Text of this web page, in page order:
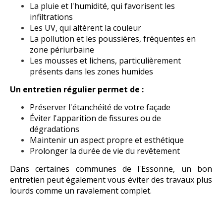
La pluie et l'humidité, qui favorisent les
infiltrations
Les UV, qui altèrent la couleur
La pollution et les poussières, fréquentes en
zone périurbaine
Les mousses et lichens, particulièrement
présents dans les zones humides
Un entretien régulier permet de :
Préserver l'étanchéité de votre façade
Éviter l'apparition de fissures ou de
dégradations
Maintenir un aspect propre et esthétique
Prolonger la durée de vie du revêtement
Dans certaines communes de l'Essonne, un bon
entretien peut également vous éviter des travaux plus
lourds comme un ravalement complet.